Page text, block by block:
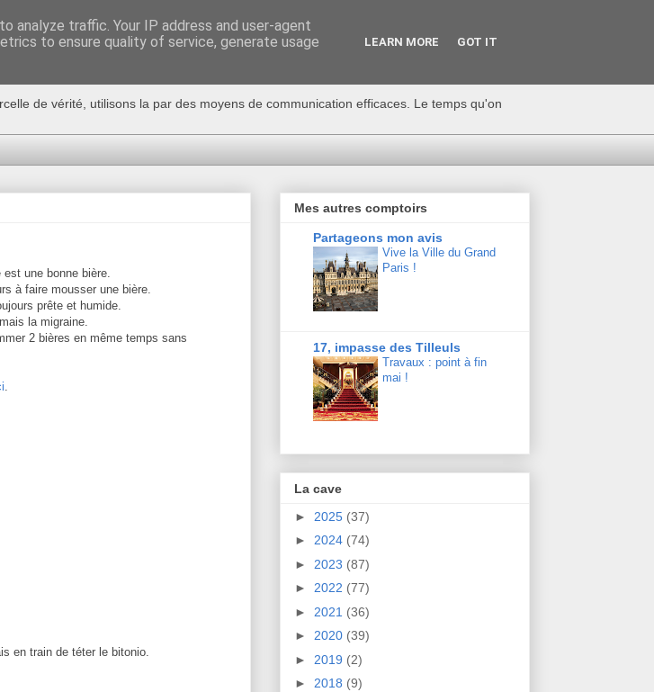
de vérité, utilisons la par des moyens de communication efficaces. Le temps qu'on
une bonne bière.
à faire mousser une bière.
prête et humide.
la migraine.
2 bières en même temps sans
en train de téter le bitonio.
Mes autres comptoirs
Partageons mon avis
Vive la Ville du Grand
Paris !
17, impasse des Tilleuls
Travaux : point à fin
mai !
La cave
► 2025 (37)
► 2024 (74)
► 2023 (87)
► 2022 (77)
► 2021 (36)
► 2020 (39)
► 2019 (2)
► 2018 (9)
analyze traffic. Your IP address and user-agent
to ensure quality of service, generate usage
LEARN MORE GOT IT